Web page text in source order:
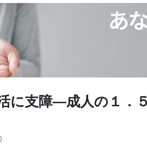
に支障―成人の１．